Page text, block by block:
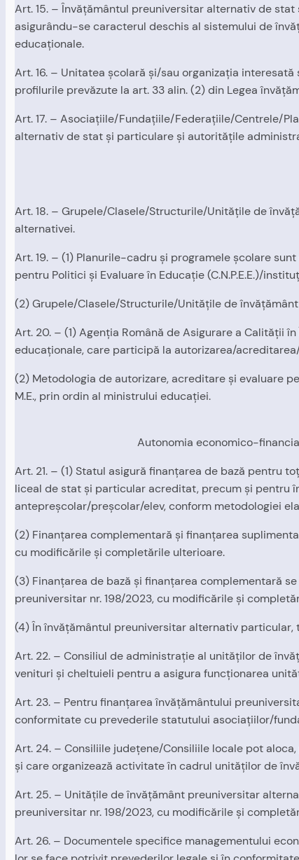
Art. 15. – Învăţământul preuniversitar alternativ de
asigurându-se caracterul deschis al sistemului de
educaţionale.
Art. 16. – Unitatea şcolară şi/sau organizaţia
profilurile prevăzute la art. 33 alin. (2) din Legea
Art. 17. – Asociaţiile/Fundaţiile/Federaţiile/Centrele/
alternativ de stat şi particulare şi autorităţile
Art. 18. – Grupele/Clasele/Structurile/Unităţile de
alternativei.
Art. 19. – (1) Planurile-cadru şi programele şcolare
pentru Politici şi Evaluare în Educaţie (C.N.P.E.E.)/
(2) Grupele/Clasele/Structurile/Unităţile de
Art. 20. – (1) Agenţia Română de Asigurare a Calităţii
educaţionale, care participă la autorizarea/
(2) Metodologia de autorizare, acreditare şi evaluare
M.E., prin ordin al ministrului educaţiei.
Autonomia economico-
Art. 21. – (1) Statul asigură finanţarea de bază pentru
liceal de stat şi particular acreditat, precum şi pentru
antepreşcolar/preşcolar/elev, conform metodologiei
(2) Finanţarea complementară şi finanţarea
cu modificările şi completările ulterioare.
(3) Finanţarea de bază şi finanţarea complementară
preuniversitar nr. 198/2023, cu modificările şi
(4) În învăţământul preuniversitar alternativ
Art. 22. – Consiliul de administraţie al unităţilor de
venituri şi cheltuieli pentru a asigura funcţionarea
Art. 23. – Pentru finanţarea învăţământului
conformitate cu prevederile statutului asociaţiilor/
Art. 24. – Consiliile judeţene/Consiliile locale pot
şi care organizează activitate în cadrul unităţilor de
Art. 25. – Unităţile de învăţământ preuniversitar
preuniversitar nr. 198/2023, cu modificările şi
Art. 26. – Documentele specifice managementului